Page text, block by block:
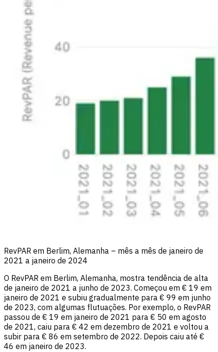
RevPAR em Berlim, Alemanha – mês a mês de janeiro de
2021 a janeiro de 2024
O RevPAR em Berlim, Alemanha, mostra tendência de alta
de janeiro de 2021 a junho de 2023. Começou em € 19 em
janeiro de 2021 e subiu gradualmente para € 99 em junho
de 2023, com algumas flutuações. Por exemplo, o RevPAR
passou de € 19 em janeiro de 2021 para € 50 em agosto
de 2021, caiu para € 42 em dezembro de 2021 e voltou a
subir para € 86 em setembro de 2022. Depois caiu até €
46 em janeiro de 2023.